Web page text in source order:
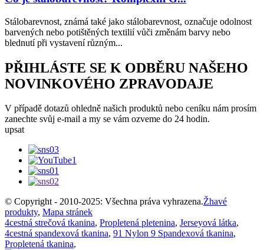
Stálobarevnost, známá také jako stálobarevnost, označuje odolnost
barvených nebo potištěných textilií vůči změnám barvy nebo
blednutí při vystavení různým...
PŘIHLÁSTE SE K ODBĚRU NAŠEHO
NOVINKOVÉHO ZPRAVODAJE
V případě dotazů ohledně našich produktů nebo ceníku nám prosím
zanechte svůj e-mail a my se vám ozveme do 24 hodin.
upsat
© Copyright - 2010-2025: Všechna práva vyhrazena.Žhavé
produkty, Mapa stránek
4cestná strečová tkanina, Propletená pletenina, Jerseyová látka,
4cestná spandexová tkanina, 91 Nylon 9 Spandexová tkanina,
Propletená tkanina,